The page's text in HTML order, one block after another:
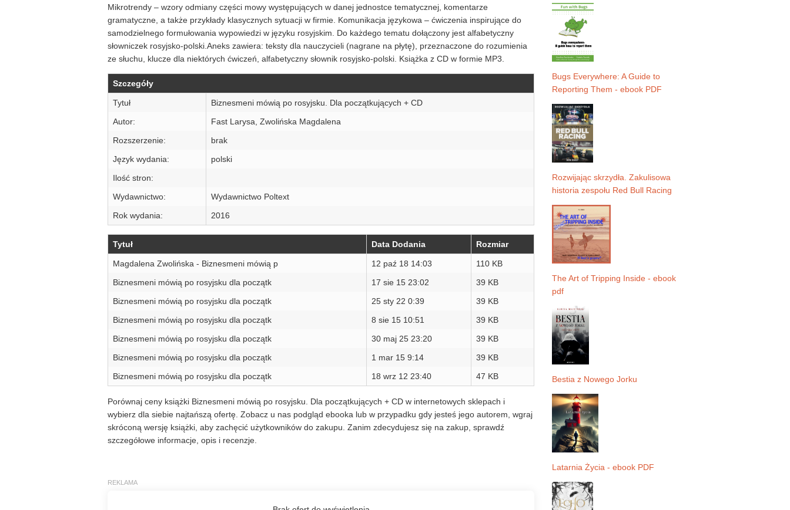
Mikrotrendy – wzory odmiany części mowy występujących w danej jednostce tematycznej, komentarze
gramatyczne, a także przykłady klasycznych sytuacji w firmie. Komunikacja językowa – ćwiczenia inspirujące do
samodzielnego formułowania wypowiedzi w języku rosyjskim. Do każdego tematu dołączony jest alfabetyczny
słowniczek rosyjsko-polski.Aneks zawiera: teksty dla nauczycieli (nagrane na płytę), przeznaczone do rozumienia
ze słuchu, klucze dla niektórych ćwiczeń, alfabetyczny słownik rosyjsko-polski. Książka z CD w formie MP3.
Szczegóły
Tytuł
Biznesmeni mówią po rosyjsku. Dla początkujących + CD
Autor:
Fast Larysa, Zwolińska Magdalena
Rozszerzenie:
brak
Język wydania:
polski
Ilość stron:
Wydawnictwo:
Wydawnictwo Poltext
Rok wydania:
2016
Tytuł Data Dodania Rozmiar
Magdalena Zwolińska - Biznesmeni mówią p 12 paź 18 14:03
110 KB
Biznesmeni mówią po rosyjsku dla początk
17 sie 15 23:02
39 KB
Biznesmeni mówią po rosyjsku dla początk
25 sty 22 0:39
39 KB
Biznesmeni mówią po rosyjsku dla początk
8 sie 15 10:51
39 KB
Biznesmeni mówią po rosyjsku dla początk
30 maj 25 23:20
39 KB
Biznesmeni mówią po rosyjsku dla początk
1 mar 15 9:14
39 KB
Biznesmeni mówią po rosyjsku dla początk
18 wrz 12 23:40 47 KB
Porównaj ceny książki Biznesmeni mówią po rosyjsku. Dla początkujących + CD w internetowych sklepach i
wybierz dla siebie najtańszą ofertę. Zobacz u nas podgląd ebooka lub w przypadku gdy jesteś jego autorem, wgraj
skróconą wersję książki, aby zachęcić użytkowników do zakupu. Zanim zdecydujesz się na zakup, sprawdź
szczegółowe informacje, opis i recenzje.
Bugs Everywhere: A Guide to
Reporting Them - ebook PDF
Rozwijając skrzydła. Zakulisowa
historia zespołu Red Bull Racing
The Art of Tripping Inside - ebook
pdf
Bestia z Nowego Jorku
Latarnia Życia - ebook PDF